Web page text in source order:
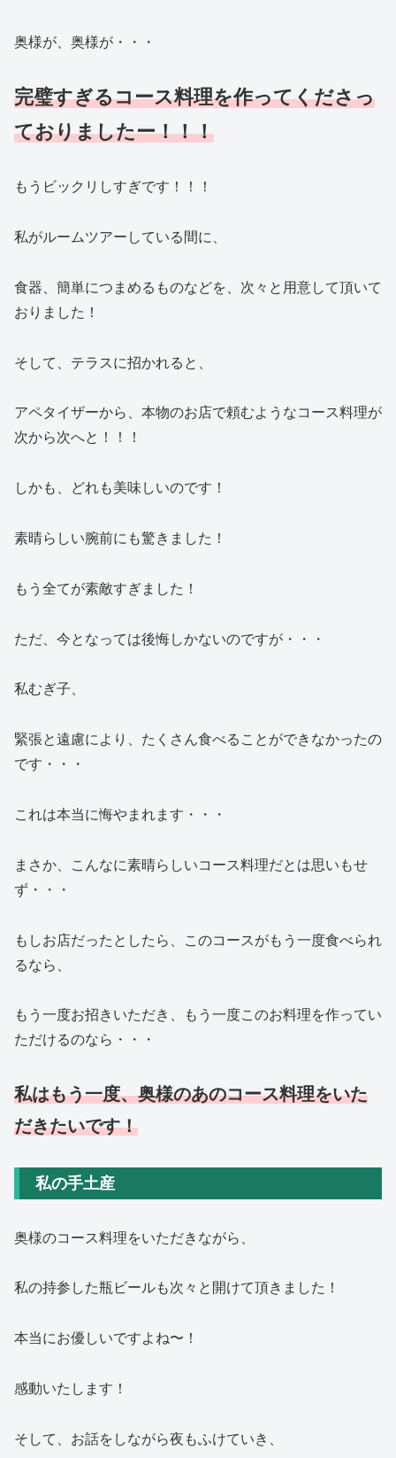
奥様が、奥様が・・・
完璧すぎるコース料理を作ってくださっ
ておりましたー！！！
もうビックリしすぎです！！！
私がルームツアーしている間に、
食器、簡単につまめるものなどを、次々と用意して頂いて
おりました！
そして、テラスに招かれると、
アペタイザーから、本物のお店で頼むようなコース料理が
次から次へと！！！
しかも、どれも美味しいのです！
素晴らしい腕前にも驚きました！
もう全てが素敵すぎました！
ただ、今となっては後悔しかないのですが・・・
私むぎ子、
緊張と遠慮により、たくさん食べることができなかったの
です・・・
これは本当に悔やまれます・・・
まさか、こんなに素晴らしいコース料理だとは思いもせ
ず・・・
もしお店だったとしたら、このコースがもう一度食べられ
るなら、
もう一度お招きいただき、もう一度このお料理を作ってい
ただけるのなら・・・
私はもう一度、奥様のあのコース料理をいた
だきたいです！
私の手土産
奥様のコース料理をいただきながら、
私の持参した瓶ビールも次々と開けて頂きました！
本当にお優しいですよね〜！
感動いたします！
そして、お話をしながら夜もふけていき、